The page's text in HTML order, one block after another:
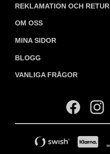
REKLAMATION OCH RETUR
OM OSS
MINA SIDOR
BLOGG
VANLIGA FRÅGOR